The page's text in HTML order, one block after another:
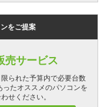
をご提案
売サービス
られた予算内で必要台数
たオススメのパソコンを
せください。